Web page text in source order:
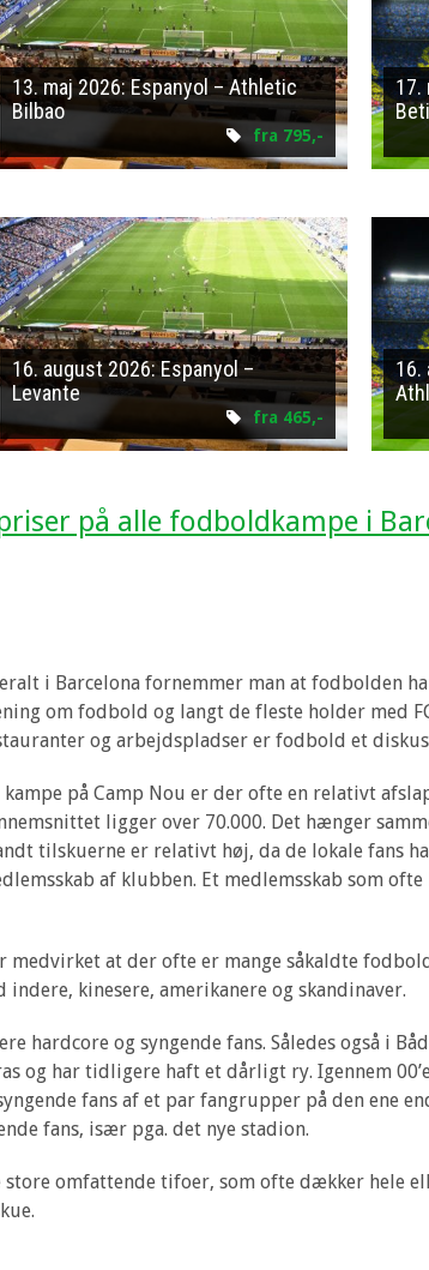
13. maj 2026: Espanyol – Athletic
Bilbao
fra 795,-
17.
16. august 2026: Espanyol –
Levante
fra 465,-
16.
på alle fodboldkampe i
i Barcelona fornemmer man at fodbolden
om fodbold og langt de fleste holder med
og arbejdspladser er fodbold et
på Camp Nou er der ofte en relativt
ligger over 70.000. Det hænger
tilskuerne er relativt høj, da de lokale fans
af klubben. Et medlemsskab som
medvirket at der ofte er mange såkaldte
kinesere, amerikanere og skandinaver.
hardcore og syngende fans. Således også i
og har tidligere haft et dårligt ry. Igennem
fans af et par fangrupper på den ene
fans, især pga. det nye stadion.
store omfattende tifoer, som ofte dækker hele